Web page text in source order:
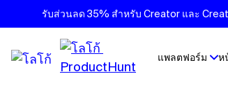
รับส่วนลด 35% สำหรับ Creator และ
แพลตฟอร์ม ห